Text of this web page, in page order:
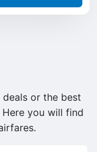
or the best
you will find